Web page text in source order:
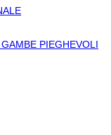
PIEGHEVOLI